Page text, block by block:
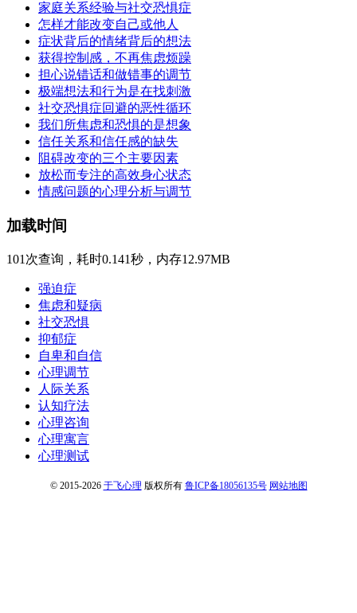
家庭关系经验与社交恐惧症
怎样才能改变自己或他人
症状背后的情绪背后的想法
获得控制感，不再焦虑烦躁
担心说错话和做错事的调节
极端想法和行为是在找刺激
社交恐惧症回避的恶性循环
我们所焦虑和恐惧的是想象
信任关系和信任感的缺失
阻碍改变的三个主要因素
放松而专注的高效身心状态
情感问题的心理分析与调节
加载时间
101次查询，耗时0.141秒，内存12.97MB
强迫症
焦虑和疑病
社交恐惧
抑郁症
自卑和自信
心理调节
人际关系
认知疗法
心理咨询
心理寓言
心理测试
© 2015-2026 于飞心理 版权所有 鲁ICP备18056135号 网站地图